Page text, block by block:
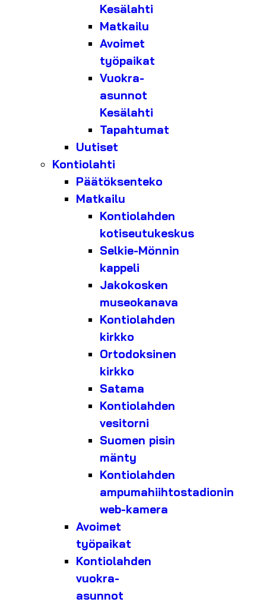
Kesälahti
Matkailu
Avoimet
työpaikat
Vuokra-
asunnot
Kesälahti
Tapahtumat
Uutiset
Kontiolahti
Päätöksenteko
Matkailu
Kontiolahden
kotiseutukeskus
Selkie-Mönnin
kappeli
Jakokosken
museokanava
Kontiolahden
kirkko
Ortodoksinen
kirkko
Satama
Kontiolahden
vesitorni
Suomen pisin
mänty
Kontiolahden
ampumahiihtostadionin
web-kamera
Avoimet
työpaikat
Kontiolahden
vuokra-
asunnot